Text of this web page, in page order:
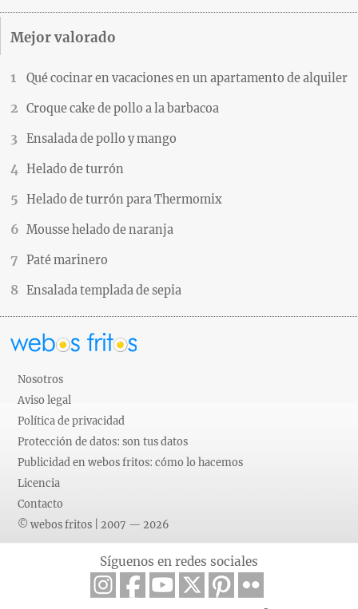
Mejor valorado
Qué cocinar en vacaciones en un apartamento de alquiler
Croque cake de pollo a la barbacoa
Ensalada de pollo y mango
Helado de turrón
Helado de turrón para Thermomix
Mousse helado de naranja
Paté marinero
Ensalada templada de sepia
Nosotros
Aviso legal
Política de privacidad
Protección de datos: son tus datos
Publicidad en webos fritos: cómo lo hacemos
Licencia
Contacto
© webos fritos | 2007 — 2026
Síguenos en redes sociales